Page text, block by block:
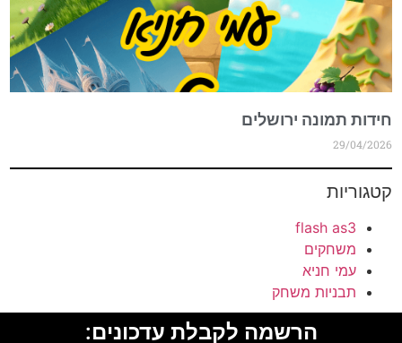
חידות תמונה ירושלים
29/04/2026
קטגוריות
flash as3
משחקים
עמי חניא
תבניות משחק
הרשמה לקבלת עדכונים: